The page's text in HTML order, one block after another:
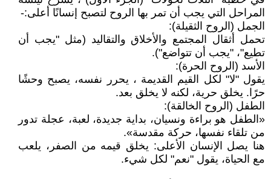
المراحل التي يجب أن تمر بها الروح لتصبح إنسانًا أعلى:-
الجمل (الروح الثقيلة):
تحمل أثقال المجتمع والأخلاق والتقاليد (مثل "يجب أن
تطيع"، "يجب أن تتواضع").
الأسد (الروح الحرة):
يقول "لا" لكل القيم القديمة ، يحرر نفسه، يصبح وحشًا
حرًا. يخلق حرية، لكنه لا يخلق بعد.
الطفل (الروح الخالقة):
«الطفل هو براءة ونسيان، بداية جديدة، لعبة، عجلة تدور
من تلقاء نفسها، حركة مقدسة».
هنا يصل الإنسان الأعلى: يخلق قيمه من الصفر، يلعب
مع الحياة، يقول "نعم" لكل شيء.